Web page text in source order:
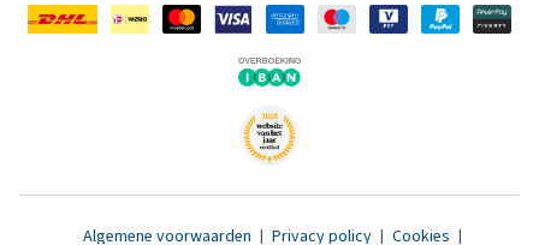
Algemene voorwaarden | Privacy policy | Cookies |